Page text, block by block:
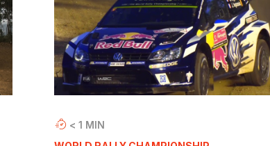
< 1 MIN